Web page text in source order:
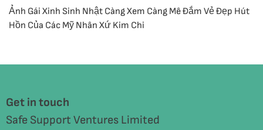
Ảnh Gái Xinh Sinh Nhật Càng Xem Càng Mê Đắm Vẻ Đẹp Hút
Hồn Của Các Mỹ Nhân Xứ Kim Chi
Get in touch
Safe Support Ventures Limited